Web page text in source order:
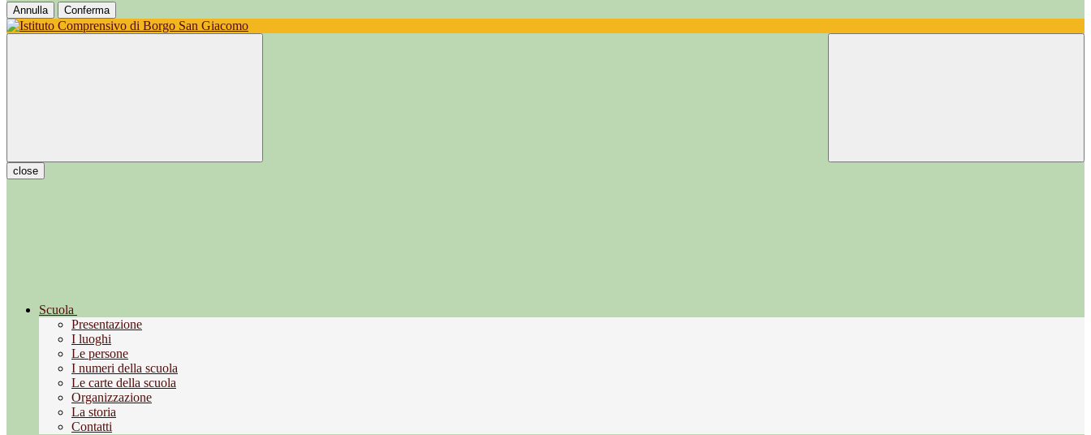
Annulla Conferma
close
Scuola
Presentazione
I luoghi
Le persone
I numeri della scuola
Le carte della scuola
Organizzazione
La storia
Contatti